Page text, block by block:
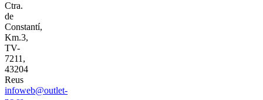
Ctra.
de
Constantí,
Km.3,
TV-
7211,
43204
Reus
infoweb@outlet-